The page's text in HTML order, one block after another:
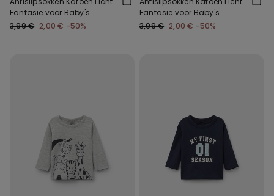
Fantasie voor Baby's
3,99 € 2,00 € -50%
Fantasie voor Baby's
3,99 € 2,00 € -50%